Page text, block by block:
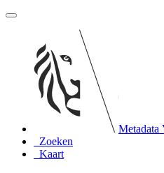
Metadata
Zoeken
Kaart